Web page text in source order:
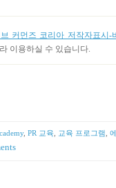
커먼즈 코리아 저작자표시-
이용하실 수 있습니다.
, PR 교육 교육 프로그램